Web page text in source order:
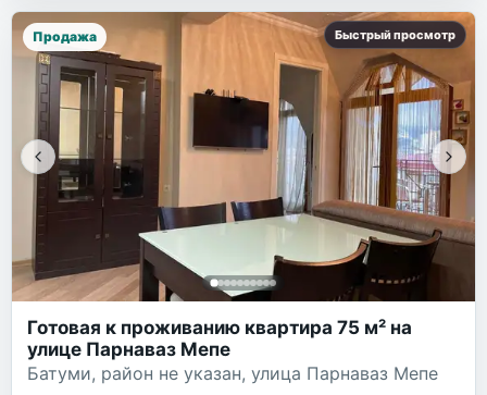
Продажа Быстрый просмотр
Готовая к проживанию квартира 75 м² на
улице Парнаваз Мепе
Батуми, район не указан, улица Парнаваз Мепе